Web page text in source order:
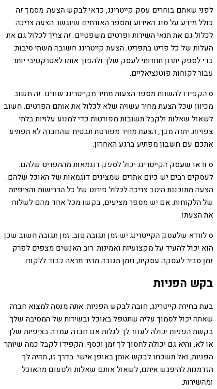
לפני שאתם בוחרים עסק קייטרינג, כדאי לבקש הצעה. מסמך זה
כולל מידע על סוג האירוע ומספר האורחים שיוגשו. הצעה צריכה
לכלול גם את תנאי השירות ופרטים משפטיים. זה צריך לכלול גם את
העלות של כל פריט בתפריט. הצעת קייטרינג חשובה משתי סיבות:
כדי לספק יתרון תחרותי לעסק שלך ולהפוך אותו לאטרקטיבי יותר
עבור לקוחות פוטנציאליים.
o הקפידו להשוות מספר הצעות מחיר מקייטרינג שונים. זה חשוב
מכיוון שכל הצעת מחיר עשויה שלא לכלול את אותם הפרטים. חשוב
לשאול שאלות ולקבל תשובות מפורטות כדי למנוע עלויות בלתי
צפויות. יתרה מכך, הצעת מחיר מפורטת תבטיח שהחברה לא תפתיע
אתכם עם חשבון מפתיע ברגע האחרון.
o ודאו שעסק הקייטרינג יכול לספק דוגמאות מהתפריט שלהם.
לעסקים רבים יש כיום אתרים שמציגים דוגמאות של האוכל שלהם.
הצעה מתוכננת היטב צריכה לכלול פירוט של כל הדרישות והציפיות
של הלקוחות. אם יש מספר מציעים, בקשו מכל אחד מהם לשלוח
את הצעתו.
o לוודא שלעסק הקייטרינג יש זמן תגובה טוב. זמן תגובה חשוב שכן
הוא יכול להעיד על מקצועיות ואמינות. רוב האנשים מצפים לפרק
זמן סביר לעסקה עסקית, וזמן תגובה מהיר מראה כבוד ללקוח.
בקש הפניות
בעת בחירת קייטרינג, חובה לבקש הפניות. אתה מנסה למצוא חברה
שאתה יכול לסמוך עליה שתטפל באוכל ובשירות של המסיבה שלך.
בקשת הפניות יכולה לעזור לך לגלות אם חברה עמדה בציפיות שלך
או לא, והיא גם יכולה לחסוך לך זמן וכסף. הקפידו לקבל כמה שיותר
הפניות, ואל תשכחו לבקש אותן באופן אישי. בדרך זו, תהיה לך
הזדמנות להיפגש איתם, לשאול אותם שאלות ולטעום מהאוכל
ומהשירות.